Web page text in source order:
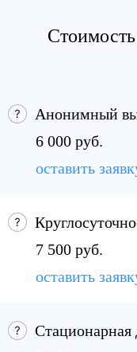
Анонимный
6 000 руб.
оставить
7 500 руб.
оставить
Стационарная